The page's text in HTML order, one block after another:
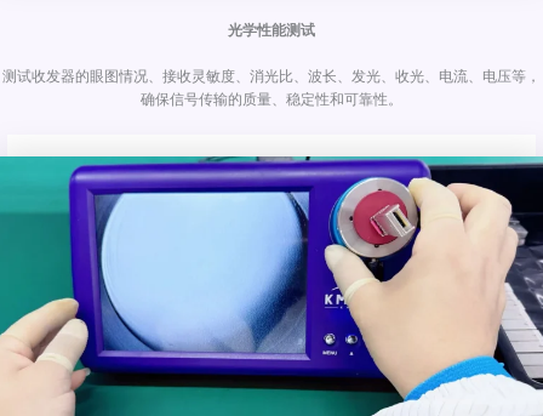
光学性能测试
测试收发器的眼图情况、接收灵敏度、消光比、波长、发光、收光、电流、电压等，
确保信号传输的质量、稳定性和可靠性。